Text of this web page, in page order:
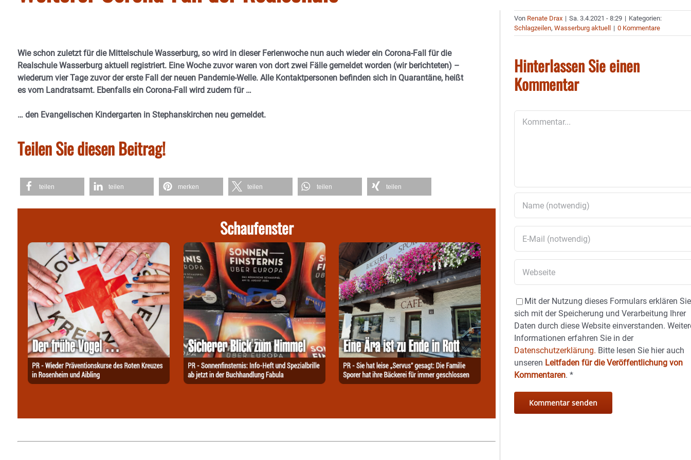
Wie schon zuletzt für die Mittelschule Wasserburg, so wird in dieser Ferienwoche nun auch wieder ein Corona-Fall für die
Realschule Wasserburg aktuell registriert. Eine Woche zuvor waren von dort zwei Fälle gemeldet worden (wir berichteten) –
wiederum vier Tage zuvor der erste Fall der neuen Pandemie-Welle. Alle Kontaktpersonen befinden sich in Quarantäne, heißt
es vom Landratsamt. Ebenfalls ein Corona-Fall wird zudem für …
… den Evangelischen Kindergarten in Stephanskirchen neu gemeldet.
Teilen Sie diesen Beitrag!
teilen teilen merken teilen teilen teilen
Schaufenster
Von Renate Drax | Sa. 3.4.2021 - 8:29 | Kategorien:
Schlagzeilen,Wasserburg aktuell | 0 Kommentare
Hinterlassen Sie einen
Kommentar
Mit der Nutzung dieses Formulars erklären Sie
sich mit der Speicherung und Verarbeitung Ihrer
Daten durch diese Website einverstanden.
Informationen erfahren Sie in der
Datenschutzerklärung. Bitte lesen Sie hier auch
unseren Leitfaden für die Veröffentlichung von
Kommentaren.*